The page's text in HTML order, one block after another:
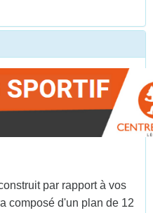
par rapport à vos
composé d'un plan de 12